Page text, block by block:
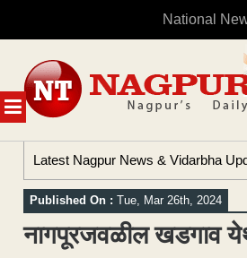
National
MENU
content
Latest Nagpur News & Vidarbha
Published On : Tue, Mar 26th, 2024
नागपूरजवळील खडगाव